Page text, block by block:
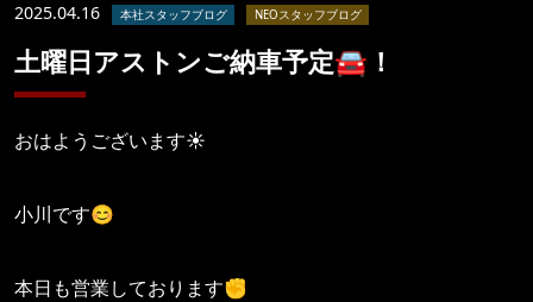
2025.04.16 本社スタッフブログ NEOスタッフブログ
土曜日アストンご納車予定🚘！
おはようございます☀
小川です😊
本日も営業しております✊